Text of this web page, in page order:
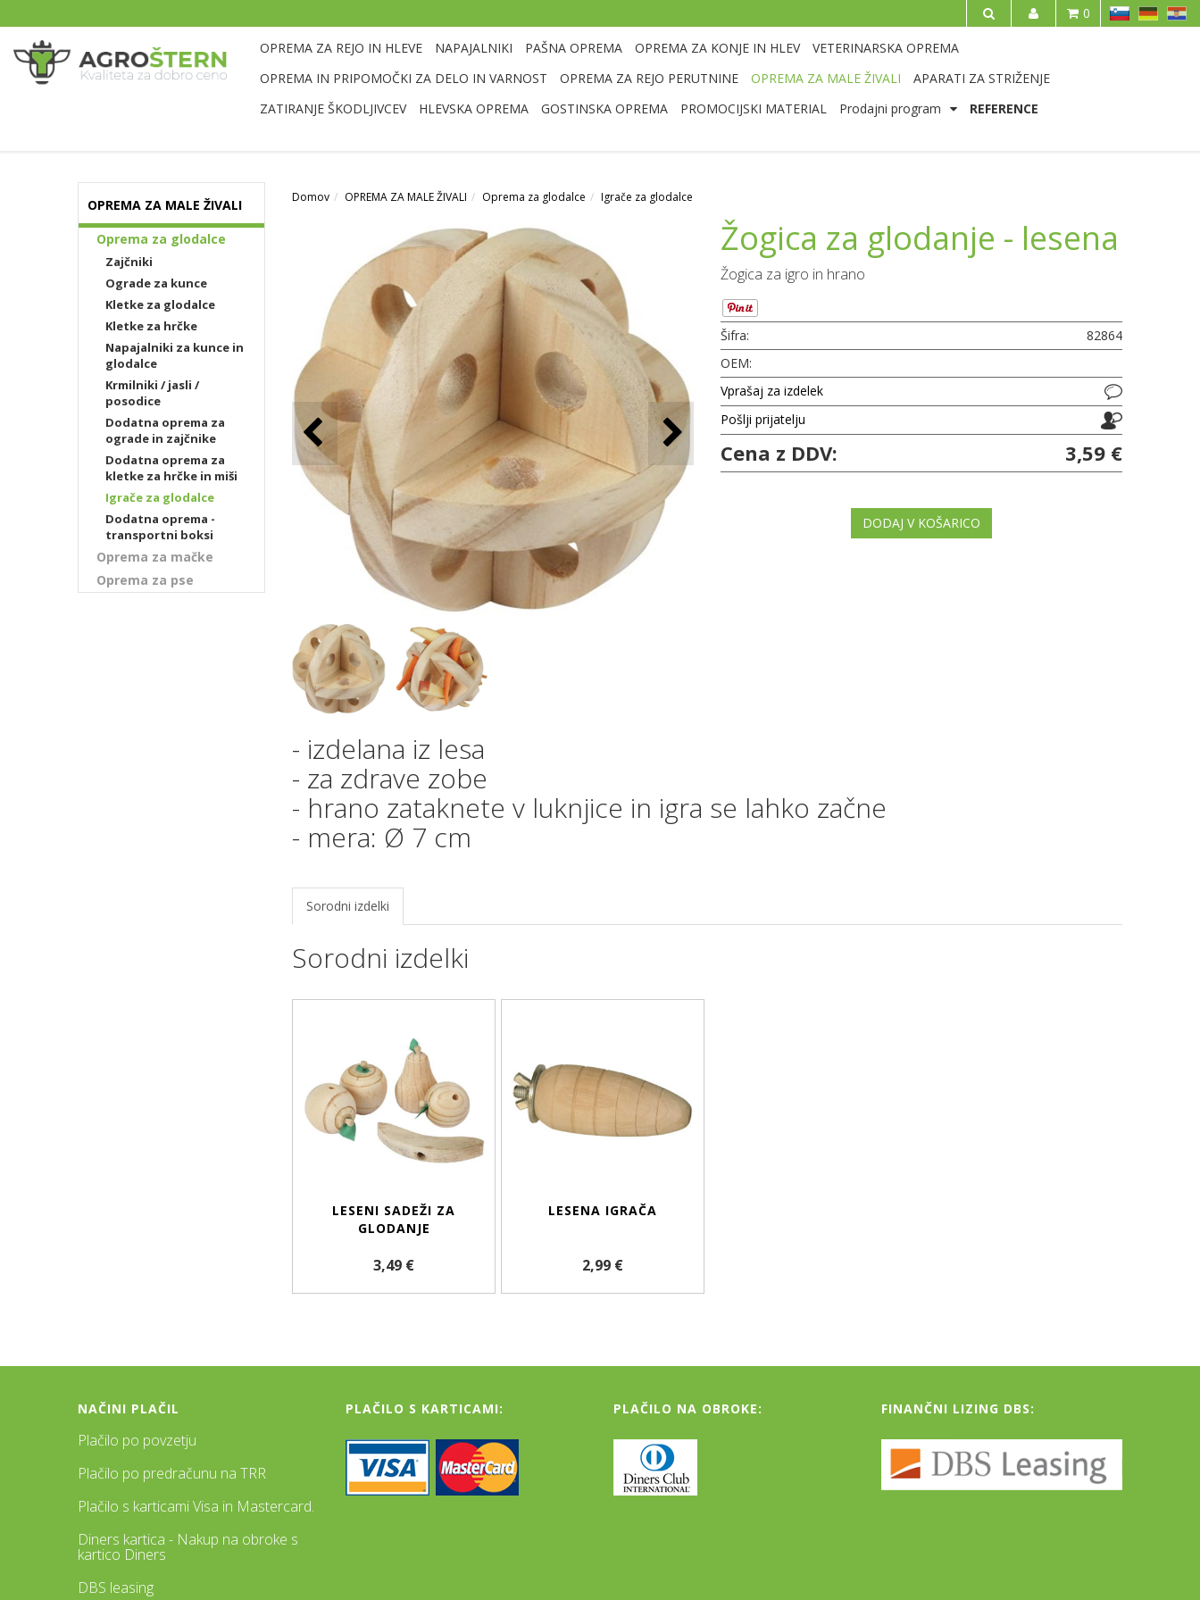
SL HR
0
OPREMA ZA REJO IN HLEVE NAPAJALNIKI PAŠNA OPREMA OPREMA ZA KONJE IN HLEV
VETERINARSKA OPREMA
OPREMA IN PRIPOMOČKI ZA DELO IN VARNOST
OPREMA ZA REJO PERUTNINE OPREMA ZA MALE ŽIVALI
APARATI ZA STRIŽENJE
ZATIRANJE ŠKODLJIVCEV
HLEVSKA OPREMA GOSTINSKA OPREMA PROMOCIJSKI MATERIAL Prodajni program REFERENCE
OPREMA ZA MALE ŽIVALI
Oprema za glodalce
Zajčniki
Ograde za kunce
Kletke za glodalce
Kletke za hrčke
Napajalniki za kunce in
glodalce
Krmilniki / jasli /
posodice
Dodatna oprema za
ograde in zajčnike
Dodatna oprema za
kletke za hrčke in miši
Igrače za glodalce
Dodatna oprema -
transportni boksi
Oprema za mačke
Oprema za pse
Domov OPREMA ZA MALE ŽIVALI Oprema za glodalce Igrače za glodalce
Žogica za glodanje - lesena
Žogica za igro in hrano
Šifra:
82864
OEM:
Vprašaj za izdelek
Pošlji prijatelju
Cena z DDV: 3,59 €
DODAJ V KOŠARICO
- izdelana iz lesa
- za zdrave zobe
- hrano zataknete v luknjice in igra se lahko začne
- mera: Ø 7 cm
Sorodni izdelki
Sorodni izdelki
LESENI SADEŽI ZA
GLODANJE
3,49 €
LESENA IGRAČA
2,99 €
NAČINI PLAČIL
Plačilo po povzetju
Plačilo po predračunu na TRR
Plačilo s karticami Visa in Mastercard.
Diners kartica - Nakup na obroke s
kartico Diners
DBS leasing
PLAČILO S KARTICAMI: PLAČILO NA OBROKE: FINANČNI LIZING DBS: